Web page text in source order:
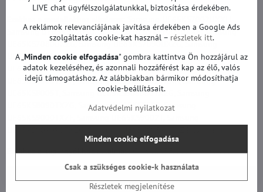
Samsung UE65KS7005U, Samsung UE65KS7005UXXE, Samsung
UE65KS7080UXZG, Samsung UE65KS7090UXZG, Samsung
UE65KS7500U, Samsung UE65KS7580UXZG, Samsung
UE65KS7590UXZG, Samsung UE65KS8000LXXN, Samsung
UE65KS8000TXZF, Samsung UE65KS8002TXXH, Samsung
UE65KS8005T, Samsung UE65KS808080TXZG, Samsung
UE65KS8090TXZG, Samsung UE65KS8500, Samsung
Ezekhez a képernyőkhöz alkalmas:CY-XK065FLLV2H és mások.
LIVE chat ügyfélszolgálatunkkal, biztosítása érdekében.
A reklámok relevanciájának javítása érdekében a Google Ads
szolgáltatás cookie-kat használ – részletek itt.
A „ Minden cookie elfogadása" gombra kattintva Ön hozzájárul az
adatok kezeléséhez, és azonnali hozzáférést kap az élő, valós
idejű támogatáshoz. Az alábbiakban bármikor módosíthatja
cookie-beállításait.
Adatvédelmi nyilatkozat
Részletek megjelenítése
Minden cookie elfogadása
Csak a szükséges cookie-k használata